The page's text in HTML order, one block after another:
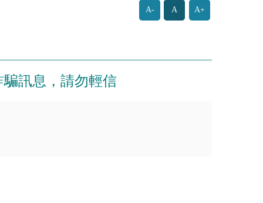
A- A A+
訊息，請勿輕信